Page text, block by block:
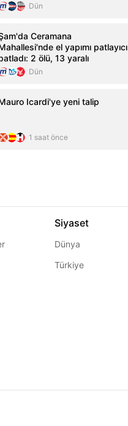
Dün
Ceramana
el yapımı patlayıcı
2 ölü, 13 yaralı
Dün
Icardi'ye yeni talip
1 saat önce
Siyaset
Dünya
Türkiye